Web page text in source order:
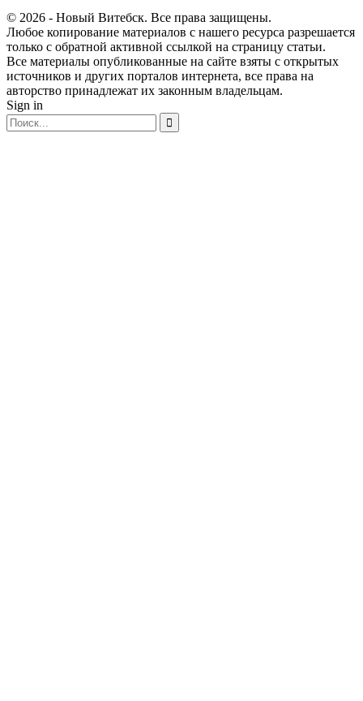
© 2026 - Новый Витебск. Все права защищены.
Любое копирование материалов с нашего ресурса разрешается
только с обратной активной ссылкой на страницу статьи.
Все материалы опубликованные на сайте взяты с открытых
источников и других порталов интернета, все права на
авторство принадлежат их законным владельцам.
Sign in